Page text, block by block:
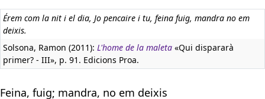
Érem com la nit i el dia, Jo pencaire i tu, feina fuig, mandra no em
deixis.
Solsona, Ramon (2011): L'home de la maleta «Qui dispararà
primer? - III», p. 91. Edicions Proa.
Feina, fuig; mandra, no em deixis